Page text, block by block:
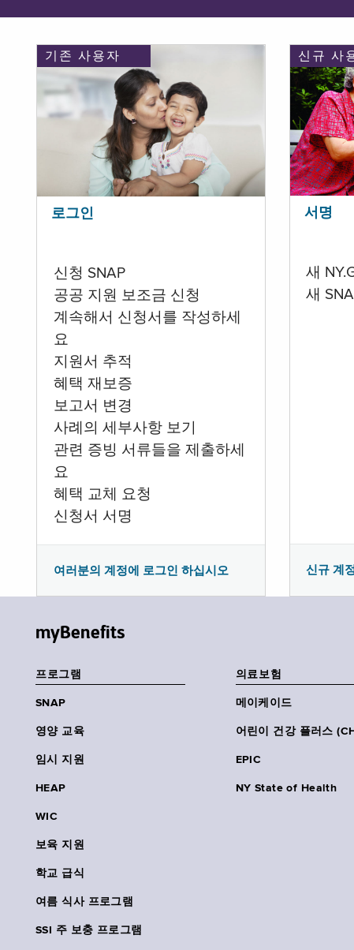
기존 사용자
로그인
신청 SNAP
공공 지원 보조금 신청
계속해서 신청서를 작성하세
요
지원서 추적
혜택 재보증
보고서 변경
사례의 세부사항 보기
관련 증빙 서류들을 제출하세
요
혜택 교체 요청
신청서 서명
여러분의 계정에 로그인 하십시오
신규 사
서명
새
새
신규 계
myBenefits
프로그램
SNAP
영양 교육
임시 지원
HEAP
WIC
보육 지원
학교 급식
여름 식사 프로그램
SSI 주 보충 프로그램
의료보험
메이케이드
어린이 건강 플러스
EPIC
NY State of Health